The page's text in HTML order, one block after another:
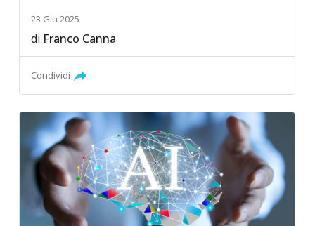
23 Giu 2025
di Franco Canna
Condividi